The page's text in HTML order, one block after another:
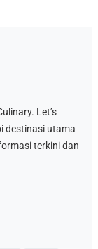
Let’s
destinasi utama
terkini dan